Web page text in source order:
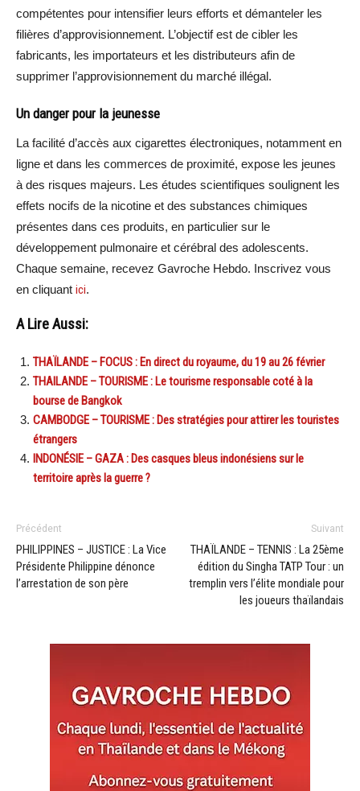
compétentes pour intensifier leurs efforts et démanteler les
filières d’approvisionnement. L’objectif est de cibler les
fabricants, les importateurs et les distributeurs afin de
supprimer l’approvisionnement du marché illégal.
Un danger pour la jeunesse
La facilité d’accès aux cigarettes électroniques, notamment en
ligne et dans les commerces de proximité, expose les jeunes
à des risques majeurs. Les études scientifiques soulignent les
effets nocifs de la nicotine et des substances chimiques
présentes dans ces produits, en particulier sur le
développement pulmonaire et cérébral des adolescents.
Chaque semaine, recevez Gavroche Hebdo. Inscrivez vous
en cliquant ici.
A Lire Aussi:
THAÏLANDE – FOCUS : En direct du royaume, du 19 au 26 février
THAILANDE – TOURISME : Le tourisme responsable coté à la
bourse de Bangkok
CAMBODGE – TOURISME : Des stratégies pour attirer les touristes
étrangers
INDONÉSIE – GAZA : Des casques bleus indonésiens sur le
territoire après la guerre ?
Précédent
PHILIPPINES – JUSTICE : La Vice
Présidente Philippine dénonce
l’arrestation de son père
Suivant
THAÏLANDE – TENNIS : La 25ème
édition du Singha TATP Tour : un
tremplin vers l’élite mondiale pour
les joueurs thaïlandais